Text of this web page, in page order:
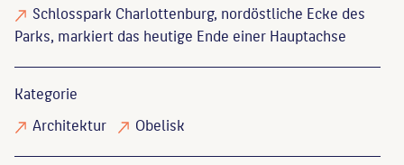
Schlosspark Charlottenburg, nordöstliche Ecke des
Parks, markiert das heutige Ende einer Hauptachse
Kategorie
Architektur
Obelisk